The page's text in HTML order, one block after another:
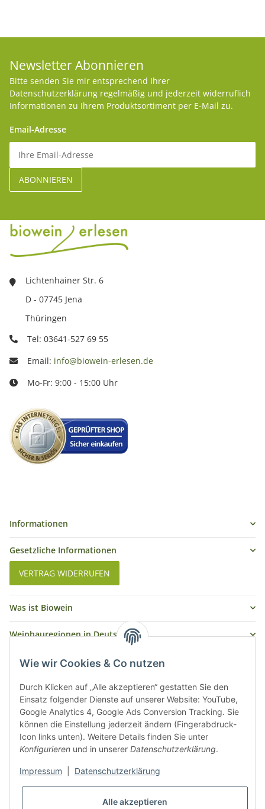
Wie wir Cookies & Co nutzen
Durch Klicken auf „Alle akzeptieren“ gestatten Sie den
Einsatz folgender Dienste auf unserer Website: YouTube,
Google Analytics 4, Google Ads Conversion Tracking. Sie
können die Einstellung jederzeit ändern (Fingerabdruck-
Icon links unten). Weitere Details finden Sie unter
Konfigurieren und in unserer Datenschutzerklärung.
Impressum Datenschutzerklärung
Alle akzeptieren
Newsletter Abonnieren
Bitte senden Sie mir entsprechend Ihrer
Datenschutzerklärung regelmäßig und jederzeit widerruflich
Informationen zu Ihrem Produktsortiment per E-Mail zu.
Email-Adresse
Lichtenhainer Str. 6
D - 07745 Jena
Thüringen
Tel: 03641-527 69 55
Email: info@biowein-erlesen.de
Mo-Fr: 9:00 - 15:00 Uhr
Informationen
Gesetzliche Informationen
VERTRAG WIDERRUFEN
Was ist Biowein
Weinbauregionen in Deutschland
Weinbauregionen und Weinbaugebiete in Österreich
Weiße Rebsorten
Rote Rebsorten